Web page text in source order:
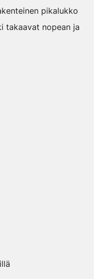
pikalukko
takaavat nopean ja